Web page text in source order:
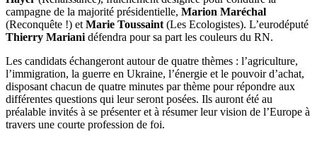
campagne de la majorité présidentielle, Marion Maréchal
(Reconquête !) et Marie Toussaint (Les Ecologistes). L’eurodéputé
Thierry Mariani défendra pour sa part les couleurs du RN.
Les candidats échangeront autour de quatre thèmes : l’agriculture,
l’immigration, la guerre en Ukraine, l’énergie et le pouvoir d’achat,
disposant chacun de quatre minutes par thème pour répondre aux
différentes questions qui leur seront posées. Ils auront été au
préalable invités à se présenter et à résumer leur vision de l’Europe à
travers une courte profession de foi.